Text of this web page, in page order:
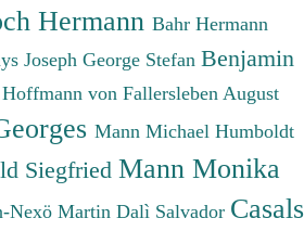
Hermann Bahr Hermann
Joseph George Stefan Benjamin
Hoffmann von Fallersleben August
Mann Michael Humboldt
Siegfried Mann Monika
Nexö Martin Dalì Salvador Casals